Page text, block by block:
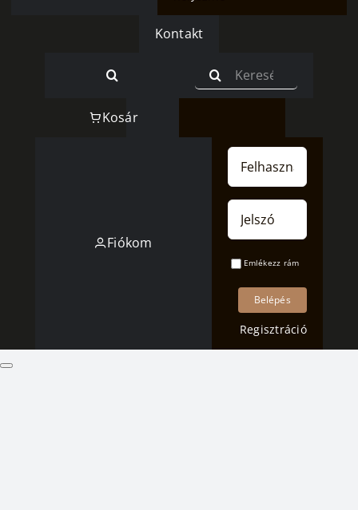
Kontakt
Keresés...
Kosár
Fiókom
Username:
Emlékezz rám
Regisztráció